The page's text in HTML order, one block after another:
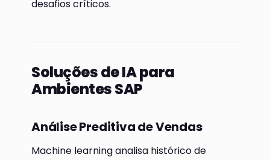
desafios críticos.
Soluções de IA para
Ambientes SAP
Análise Preditiva de Vendas
Machine learning analisa histórico de